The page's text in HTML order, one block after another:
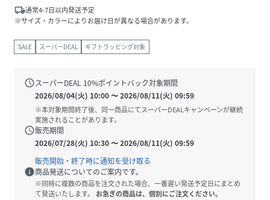
local_shipping通常4-7日以内発送予定
※サイズ・カラーによりお届け日が異なる場合があります。
SALE スーパーDEAL ギフトラッピング対象
scheduleスーパーDEAL 10%ポイントバック対象期間
2026/08/04(火) 10:00〜2026/08/11(火) 09:59
※本対象期間終了後、同一商品にてスーパーDEALキャンペーンが継続
実施されることがあります。
schedule販売期間
2026/07/28(火) 10:30〜2026/08/11(火) 09:59
販売開始・終了時に通知を受け取る
info商品発送についてのご案内です。
※同時に複数の商品を注文された場合、一番遅い発送予定日にまとめ
て発送いたします。
お急ぎの商品は、個別にご注文ください。